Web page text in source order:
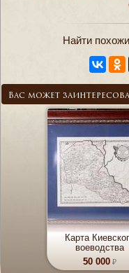
Найти
Вас может
Карта
воеводства
50 000